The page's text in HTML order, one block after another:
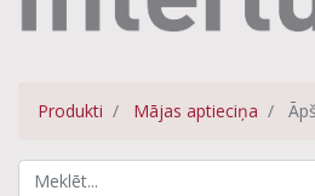
Produkti Mājas aptieciņa